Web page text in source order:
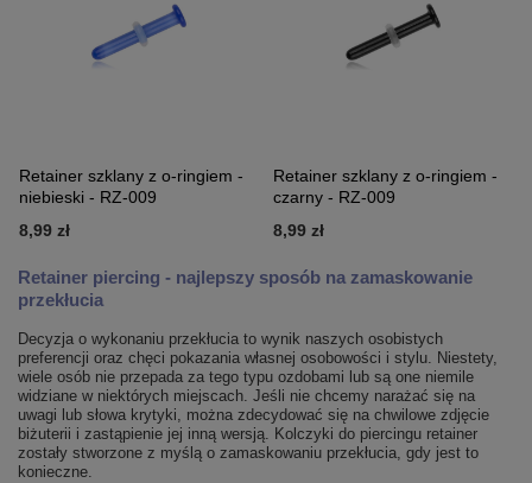
Retainer szklany z o-ringiem -
niebieski - RZ-009
8,99 zł
Retainer szklany z o-ringiem -
czarny - RZ-009
8,99 zł
Retainer piercing - najlepszy sposób na zamaskowanie
przekłucia
Decyzja o wykonaniu przekłucia to wynik naszych osobistych
preferencji oraz chęci pokazania własnej osobowości i stylu. Niestety,
wiele osób nie przepada za tego typu ozdobami lub są one niemile
widziane w niektórych miejscach. Jeśli nie chcemy narażać się na
uwagi lub słowa krytyki, można zdecydować się na chwilowe zdjęcie
biżuterii i zastąpienie jej inną wersją. Kolczyki do piercingu retainer
zostały stworzone z myślą o zamaskowaniu przekłucia, gdy jest to
konieczne.